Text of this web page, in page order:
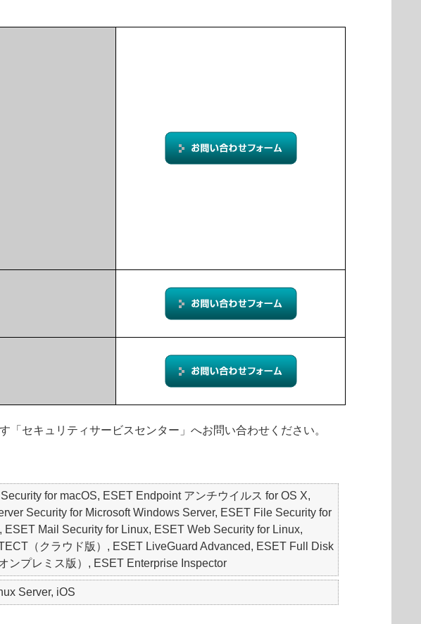
セキュリティサービスセンター」へお問い合わせください。
for macOS, ESET Endpoint アンチウイルス for OS X,
Security for Microsoft Windows Server, ESET File Security for
Mail Security for Linux, ESET Web Security for Linux,
（クラウド版）, ESET LiveGuard Advanced, ESET Full Disk
ンプレミス版）, ESET Enterprise Inspector
Server, iOS